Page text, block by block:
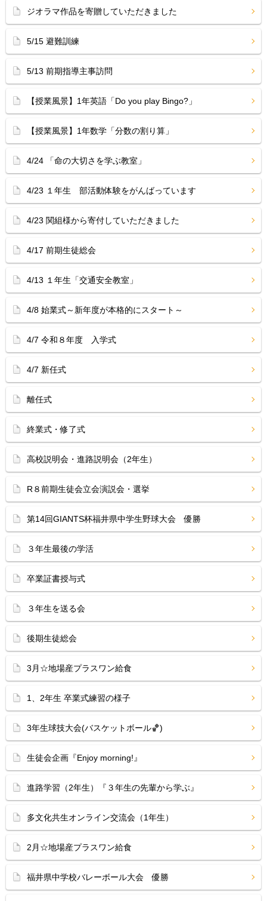
ジオラマ作品を寄贈していただきました
5/15 避難訓練
5/13 前期指導主事訪問
【授業風景】1年英語「Do you play Bingo?」
【授業風景】1年数学「分数の割り算」
4/24 「命の大切さを学ぶ教室」
4/23 １年生 部活動体験をがんばっています
4/23 関組様から寄付していただきました
4/17 前期生徒総会
4/13 １年生「交通安全教室」
4/8 始業式～新年度が本格的にスタート～
4/7 令和８年度 入学式
4/7 新任式
離任式
終業式・修了式
高校説明会・進路説明会（2年生）
R８前期生徒会立会演説会・選挙
第14回GIANTS杯福井県中学生野球大会 優勝
３年生最後の学活
卒業証書授与式
３年生を送る会
後期生徒総会
3月☆地場産プラスワン給食
1、2年生 卒業式練習の様子
3年生球技大会(バスケットボール🏀)
生徒会企画『Enjoy morning!』
進路学習（2年生）『３年生の先輩から学ぶ』
多文化共生オンライン交流会（1年生）
2月☆地場産プラスワン給食
福井県中学校バレーボール大会 優勝